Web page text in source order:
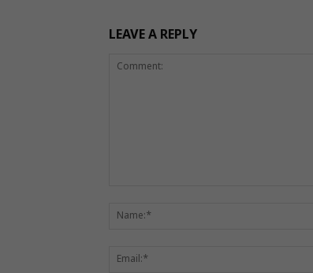
LEAVE A REPLY